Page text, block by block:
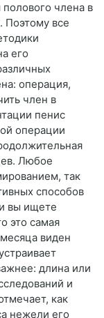
члена в
Поэтому все
его
операция,
член в
пенис
операции
Любое
так
способов
вы ищете
это самая
виден
длина или
и
как
нежели его